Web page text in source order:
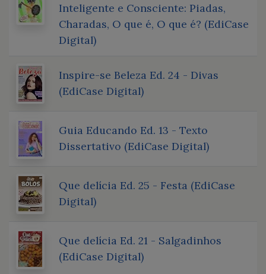
Inteligente e Consciente: Piadas,
Charadas, O que é, O que é? (EdiCase
Digital)
Inspire-se Beleza Ed. 24 - Divas
(EdiCase Digital)
Guia Educando Ed. 13 - Texto
Dissertativo (EdiCase Digital)
Que delícia Ed. 25 - Festa (EdiCase
Digital)
Que delícia Ed. 21 - Salgadinhos
(EdiCase Digital)